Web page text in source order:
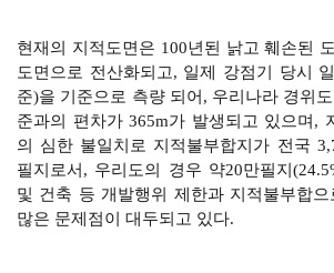
현재의 지적도면은 100년된 낡고 훼손된
도면으로 전산화되고, 일제 강점기 당시
준)을 기준으로 측량 되어, 우리나라 경위
준과의 편차가 365m가 발생되고 있으며,
의 심한 불일치로 지적불부합지가 전국
필지로서, 우리도의 경우 약20만필지
및 건축 등 개발행위 제한과 지적불부합
많은 문제점이 대두되고 있다.